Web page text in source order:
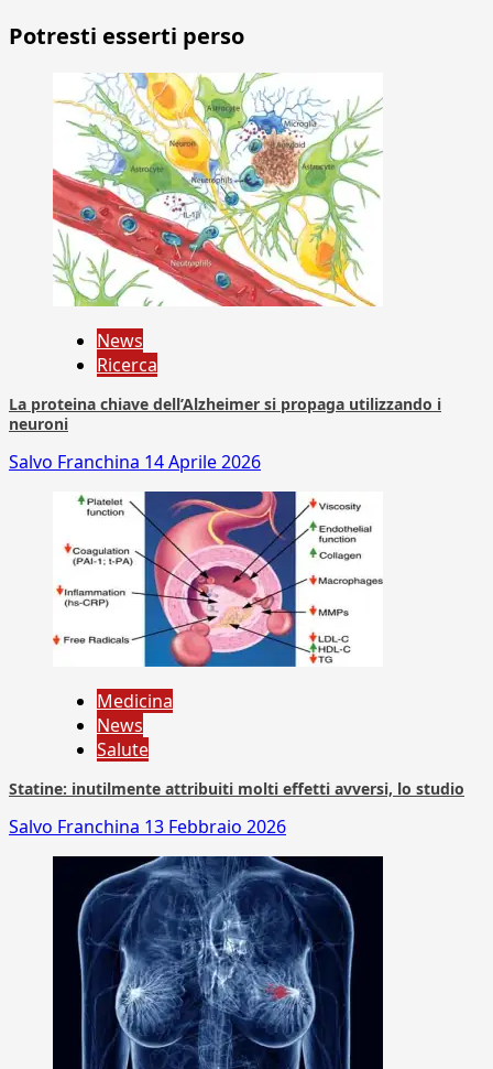
Potresti esserti perso
News
Ricerca
La proteina chiave dell’Alzheimer si propaga utilizzando i
neuroni
Salvo Franchina 14 Aprile 2026
Medicina
News
Salute
Statine: inutilmente attribuiti molti effetti avversi, lo studio
Salvo Franchina 13 Febbraio 2026